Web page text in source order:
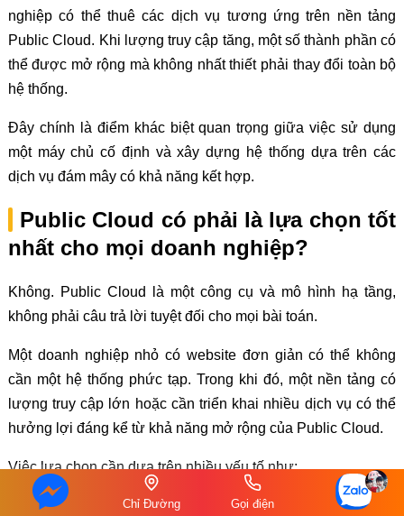
nghiệp có thể thuê các dịch vụ tương ứng trên nền tảng
Public Cloud. Khi lượng truy cập tăng, một số thành phần có
thể được mở rộng mà không nhất thiết phải thay đổi toàn bộ
hệ thống.
Đây chính là điểm khác biệt quan trọng giữa việc sử dụng
một máy chủ cố định và xây dựng hệ thống dựa trên các
dịch vụ đám mây có khả năng kết hợp.
Public Cloud có phải là lựa chọn tốt
nhất cho mọi doanh nghiệp?
Không. Public Cloud là một công cụ và mô hình hạ tầng,
không phải câu trả lời tuyệt đối cho mọi bài toán.
Một doanh nghiệp nhỏ có website đơn giản có thể không
cần một hệ thống phức tạp. Trong khi đó, một nền tảng có
lượng truy cập lớn hoặc cần triển khai nhiều dịch vụ có thể
hưởng lợi đáng kể từ khả năng mở rộng của Public Cloud.
Việc lựa chọn cần dựa trên nhiều yếu tố như:
Quy mô hệ thống.
Chỉ Đường Gọi điện